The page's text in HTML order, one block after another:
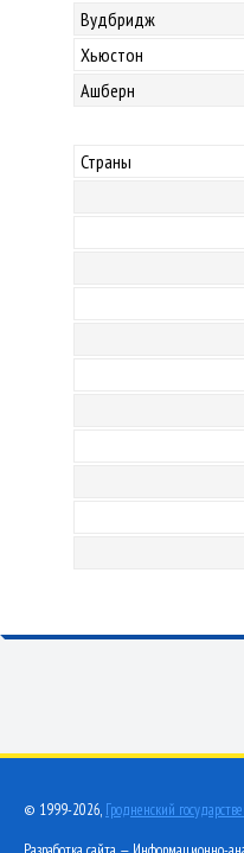
Вудбридж
Хьюстон
Ашберн
Страны
© 1999-2026, Гродненский